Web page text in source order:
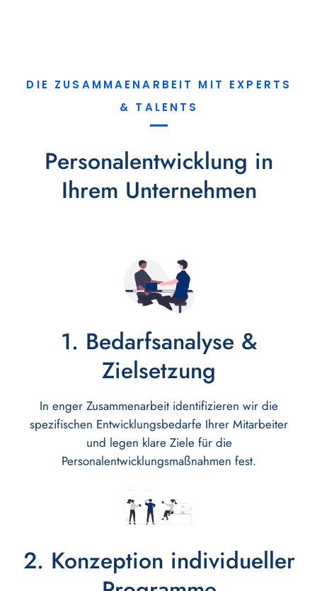
DIE ZUSAMMAENARBEIT MIT EXPERTS
& TALENTS
Personalentwicklung in
Ihrem Unternehmen
1. Bedarfsanalyse &
Zielsetzung
In enger Zusammenarbeit identifizieren wir die
spezifischen Entwicklungsbedarfe Ihrer Mitarbeiter
und legen klare Ziele für die
Personalentwicklungsmaßnahmen fest.
2. Konzeption individueller